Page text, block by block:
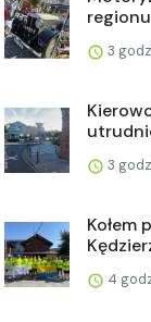
3
3
Kołem
4